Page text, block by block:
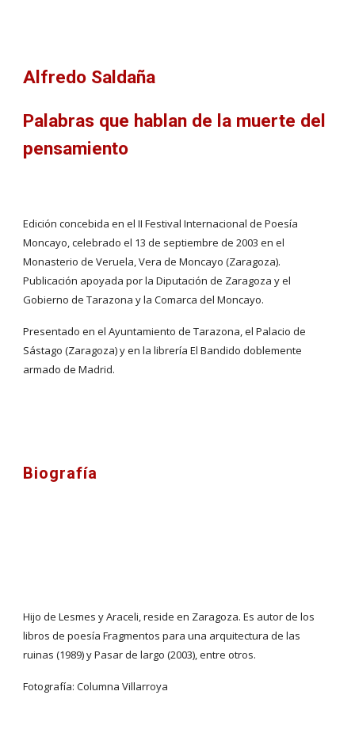
Alfredo Saldaña
Palabras que hablan de la muerte del
pensamiento
Edición concebida en el II Festival Internacional de Poesía
Moncayo, celebrado el 13 de septiembre de 2003 en el
Monasterio de Veruela, Vera de Moncayo (Zaragoza).
Publicación apoyada por la Diputación de Zaragoza y el
Gobierno de Tarazona y la Comarca del Moncayo.
Presentado en el Ayuntamiento de Tarazona, el Palacio de
Sástago (Zaragoza) y en la librería El Bandido doblemente
armado de Madrid.
Biografía
Hijo de Lesmes y Araceli, reside en Zaragoza. Es autor de los
libros de poesía Fragmentos para una arquitectura de las
ruinas (1989) y Pasar de largo (2003), entre otros.
Fotografía: Columna Villarroya